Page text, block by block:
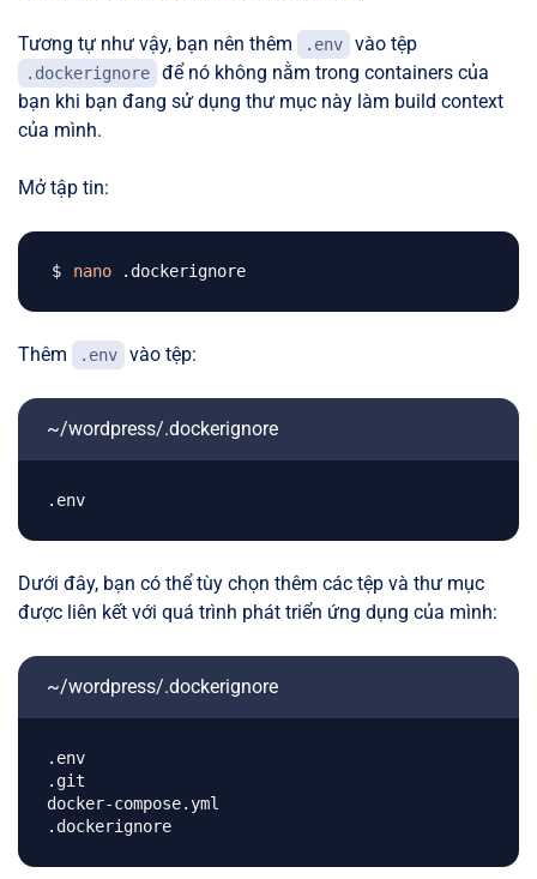
Tương tự như vậy, bạn nên thêm .env vào tệp
.dockerignore
để nó không nằm trong containers của
bạn khi bạn đang sử dụng thư mục này làm build context
của mình.
Mở tập tin:
nano
Thêm .env vào tệp:
~/wordpress/.dockerignore
Dưới đây, bạn có thể tùy chọn thêm các tệp và thư mục
được liên kết với quá trình phát triển ứng dụng của mình:
~/wordpress/.dockerignore
.env
.git
docker-compose.yml